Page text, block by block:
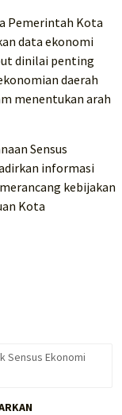
Pemerintah Kota
data ekonomi
dinilai penting
daerah
menentukan arah
Sensus
informasi
kebijakan
Kota
Sensus Ekonomi